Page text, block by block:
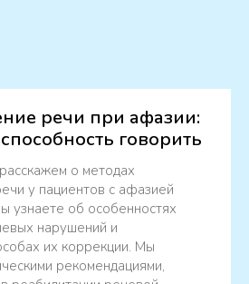
речи при афазии:
говорить
о методах
у пациентов с афазией
узнаете об особенностях
нарушений и
их коррекции. Мы
рекомендациями,